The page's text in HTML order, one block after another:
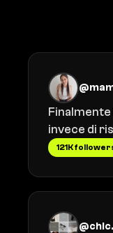
invece di
121K